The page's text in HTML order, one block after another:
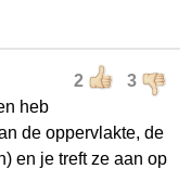
2 3
heb
de oppervlakte, de
en je treft ze aan op